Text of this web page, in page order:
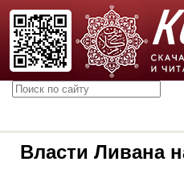
Власти Ливана